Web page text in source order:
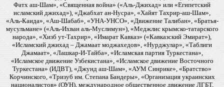
Фатх аш-Шам», «Священная война» («Аль-Джихад» или «Египетский
исламский джихад»), «Джабхат ан-Нусра», «Хайят Тахрир-аш-Шам»,
«Аль-Каида», «Аш-Шабаб», «УНА-УНСО», «Движение Талибан», «Братья-
мусульмане» («Аль-Ихван аль-Муслимун»), «Меджлис крымско-татарского
народа», «Хизб ут-Тахрир», «Имарат Кавказ» («Кавказский Эмират»),
«Исламский джихад – Джамаат моджахедов», «Нурджулар», «Таблиги
Джамаат», «Лашкар-И-Тайба», «Исламская партия Туркестана»,
«Исламское движение Узбекистана», «Исламское движение Восточного
Туркестана» (ИДВТ), «Джунд аш-Шам», «АУМ Синрике», «Братство»
Корчинского, «Тризуб им. Степана Бандеры», «Организация украинских
националистов» (ОУН), международное общественное движение ЛГБТ,